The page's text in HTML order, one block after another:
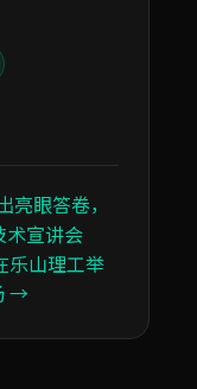
眼答卷，
术宣讲会
乐山理工举
→